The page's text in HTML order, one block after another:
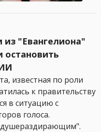
из "Евангелиона"
остановить
известная по роли
к правительству
в ситуацию с
голоса.